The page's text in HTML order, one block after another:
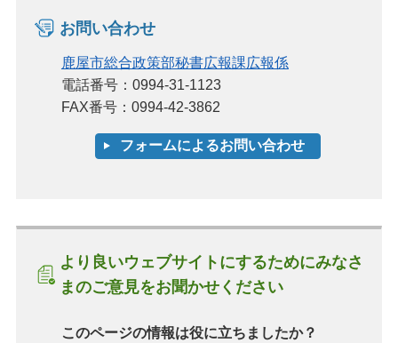
お問い合わせ
鹿屋市総合政策部秘書広報課広報係
電話番号：0994-31-1123
FAX番号：0994-42-3862
より良いウェブサイトにするためにみなさ
まのご意見をお聞かせください
このページの情報は役に立ちましたか？